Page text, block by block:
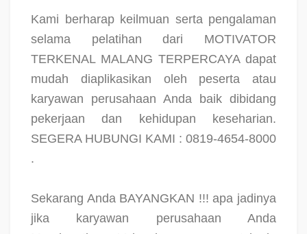
Kami berharap keilmuan serta pengalaman
selama pelatihan dari MOTIVATOR
TERKENAL MALANG TERPERCAYA dapat
mudah diaplikasikan oleh peserta atau
karyawan perusahaan Anda baik dibidang
pekerjaan dan kehidupan keseharian.
SEGERA HUBUNGI KAMI : 0819-4654-8000
.
Sekarang Anda BAYANGKAN !!! apa jadinya
jika karyawan perusahaan Anda